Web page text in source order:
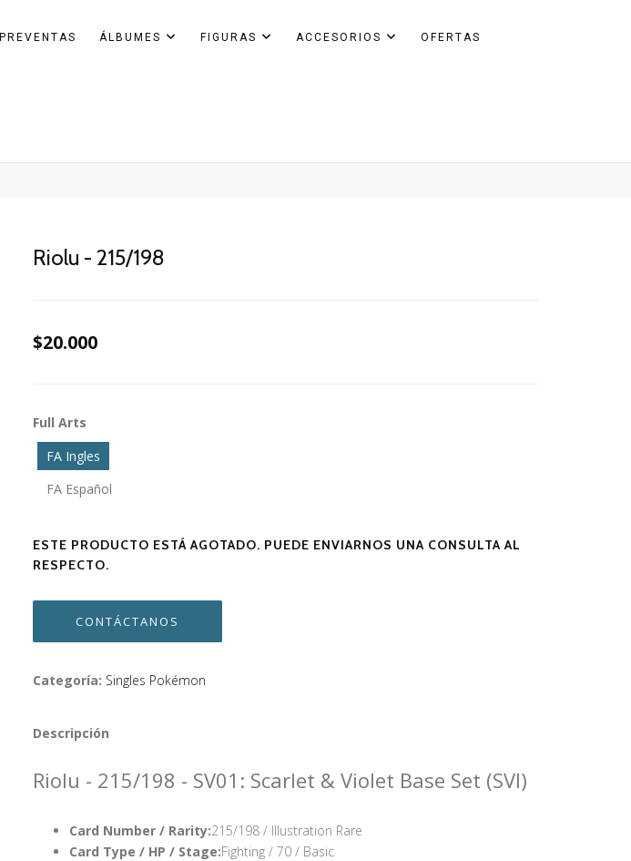
PREVENTAS ÁLBUMES FIGURAS ACCESORIOS OFERTAS
Riolu - 215/198
$20.000
Full Arts
FA Ingles
FA Español
ESTE PRODUCTO ESTÁ AGOTADO. PUEDE ENVIARNOS UNA CONSULTA AL
RESPECTO.
CONTÁCTANOS
Categoría: Singles Pokémon
Descripción
Riolu - 215/198 - SV01: Scarlet & Violet Base Set (SVI)
Card Number / Rarity:215/198 / Illustration Rare
Card Type / HP / Stage:Fighting / 70 / Basic